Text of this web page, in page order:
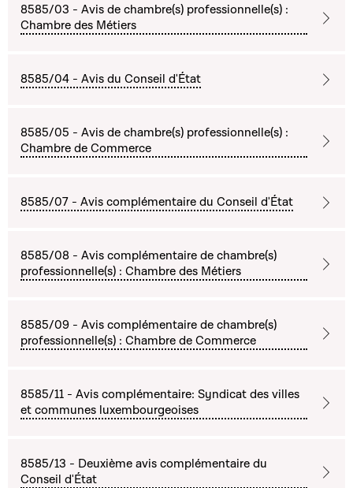
8585/03 - Avis de chambre(s) professionnelle(s) :
Chambre des Métiers
8585/04 - Avis du Conseil d'État
8585/05 - Avis de chambre(s) professionnelle(s) :
Chambre de Commerce
8585/07 - Avis complémentaire du Conseil d'État
8585/08 - Avis complémentaire de chambre(s)
professionnelle(s) : Chambre des Métiers
8585/09 - Avis complémentaire de chambre(s)
professionnelle(s) : Chambre de Commerce
8585/11 - Avis complémentaire: Syndicat des villes
et communes luxembourgeoises
8585/13 - Deuxième avis complémentaire du
Conseil d'État